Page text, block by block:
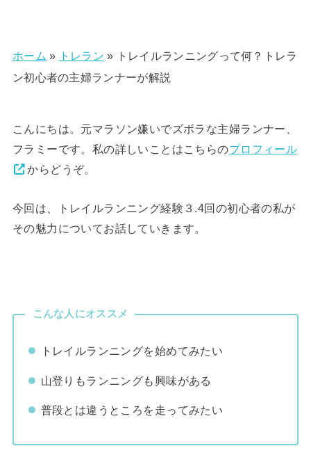
ホーム » トレラン »
トレイルランニングって何？トレラ
ン初心者の主婦ランナーが解説
こんにちは。元マラソン嫌いでズボラな主婦ランナー、
フラミーです。私の詳しいことはこちらのプロフィール
からどうぞ。
今回は、トレイルランニング経験３.4回の初心者の私が
その魅力についてお話していきます。
こんな人にオススメ
トレイルランニングを始めてみたい
山登りもランニングも興味がある
普段とは違うところを走ってみたい